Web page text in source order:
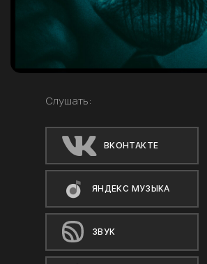
Слушать:
ВКОНТАКТЕ
ЯНДЕКС МУЗЫКА
ЗВУК